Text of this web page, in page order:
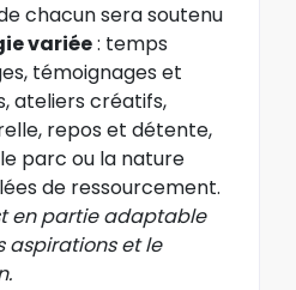
chacun sera soutenu
variée: temps
témoignages et
ateliers créatifs,
repos et détente,
parc ou la nature
de ressourcement.
en partie adaptable
aspirations et le